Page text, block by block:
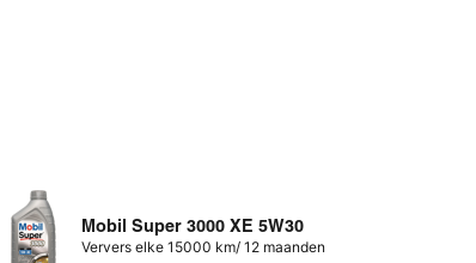
Mobil Super 3000 XE 5W30
Ververs elke 15000 km/ 12 maanden